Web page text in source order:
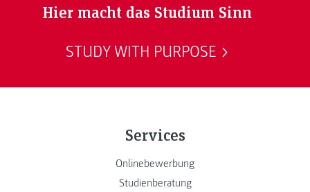
Hier macht das Studium Sinn
STUDY WITH PURPOSE
Services
Onlinebewerbung
Studienberatung